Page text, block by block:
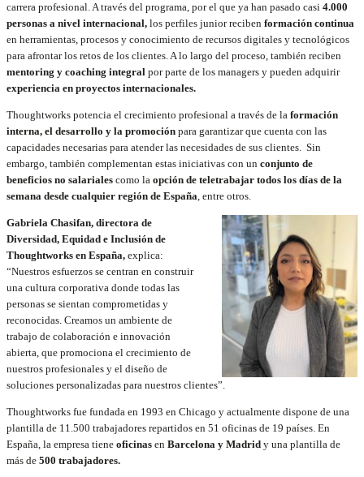
carrera profesional. A través del programa, por el que ya han pasado casi 4.000
personas a nivel internacional, los perfiles junior reciben formación continua
en herramientas, procesos y conocimiento de recursos digitales y tecnológicos
para afrontar los retos de los clientes. A lo largo del proceso, también reciben
mentoring y coaching integral por parte de los managers y pueden adquirir
experiencia en proyectos internacionales.
Thoughtworks potencia el crecimiento profesional a través de la formación
interna, el desarrollo y la promoción para garantizar que cuenta con las
capacidades necesarias para atender las necesidades de sus clientes. Sin
embargo, también complementan estas iniciativas con un conjunto de
beneficios no salariales como la opción de teletrabajar todos los días de la
semana desde cualquier región de España, entre otros.
Gabriela Chasifan, directora de
Diversidad, Equidad e Inclusión de
Thoughtworks en España, explica:
“Nuestros esfuerzos se centran en construir
una cultura corporativa donde todas las
personas se sientan comprometidas y
reconocidas. Creamos un ambiente de
trabajo de colaboración e innovación
abierta, que promociona el crecimiento de
nuestros profesionales y el diseño de
soluciones personalizadas para nuestros clientes”.
Thoughtworks fue fundada en 1993 en Chicago y actualmente dispone de una
plantilla de 11.500 trabajadores repartidos en 51 oficinas de 19 países. En
España, la empresa tiene oficinas en Barcelona y Madrid y una plantilla de
más de 500 trabajadores.